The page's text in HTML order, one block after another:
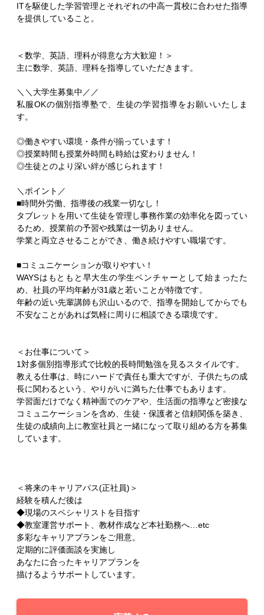
ITを駆使した学習管理とそれぞれの中高一貫校に合わせた指導
を提供していること。
＜数学、英語、理科が得意な方大歓迎！＞
主に数学、英語、理科を指導していただきます。
＼＼大学生募集中／／
私服OKの個別指導塾で、生徒の学習指導をお願いいたしま
す。
◎働きやすい環境・条件が揃っています！
◎授業時間も授業外時間も時給は変わりません！
◎生徒とのより深い絆が感じられます！
＼ポイント／
■時間外労働、指導後の残業一切なし！
タブレットを用いて生徒を管理し事務作業の効率化を図ってい
るため、授業前の予習や残業は一切ありません。
学業と両立させることができ、働き続けやすい職場です。
■コミュニケーションが取りやすい！
WAYSはもともと早大生の学生ベンチャーとして始まったた
め、社員の平均年齢が31歳と若いことが特徴です。
年齢の近い先輩講師も沢山いるので、指導を開始してからでも
不安なことがあれば気軽に周りに相談できる環境です。
＜お仕事について＞
1対多個別指導形式で比較的長時間勉強を見るスタイルです。
教える仕事は、時にハードで責任も重大ですが、子供たちの成
長に関わるという、やりがいに満ちた仕事でもあります。
学習面だけでなく精神面でのケアや、生活面の指導など密接な
コミュニケーションを含め、生徒・保護者と信頼関係を築き、
生徒の成績向上に教室社員と一緒になって取り組める方を募集
しています。
＜将来のキャリアパス(正社員)＞
経験を積んだ後は
◆現場のスペシャリストを目指す
◆教室運営サポート、教材作成など本社勤務へ…etc
多彩なキャリアプランをご用意。
定期的に評価面談を実施し
あなたに合ったキャリアプランを
描けるようサポートしています。